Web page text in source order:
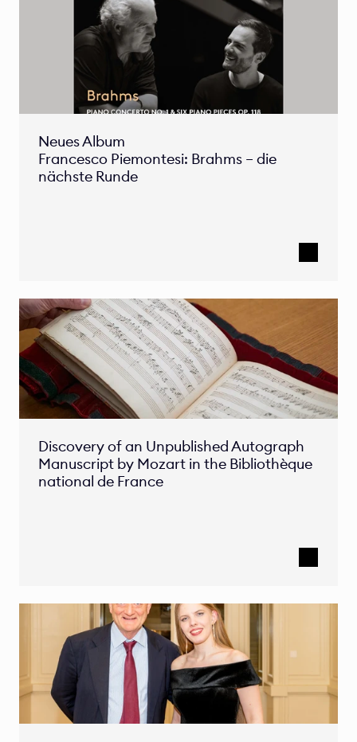
Neues Album
Francesco Piemontesi: Brahms – die
Discovery of an Unpublished Autograph
Manuscript by Mozart in the Bibliothèque
national de France